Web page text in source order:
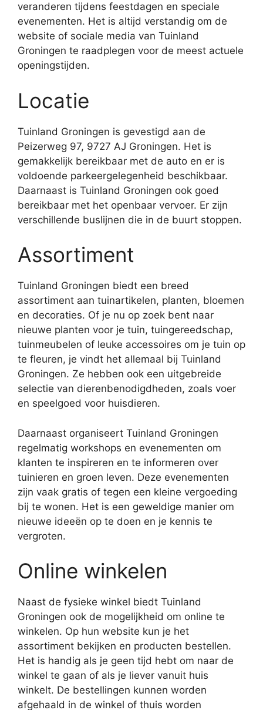
veranderen tijdens feestdagen en speciale
evenementen. Het is altijd verstandig om de
website of sociale media van Tuinland
Groningen te raadplegen voor de meest actuele
openingstijden.
Locatie
Tuinland Groningen is gevestigd aan de
Peizerweg 97, 9727 AJ Groningen. Het is
gemakkelijk bereikbaar met de auto en er is
voldoende parkeergelegenheid beschikbaar.
Daarnaast is Tuinland Groningen ook goed
bereikbaar met het openbaar vervoer. Er zijn
verschillende buslijnen die in de buurt stoppen.
Assortiment
Tuinland Groningen biedt een breed
assortiment aan tuinartikelen, planten, bloemen
en decoraties. Of je nu op zoek bent naar
nieuwe planten voor je tuin, tuingereedschap,
tuinmeubelen of leuke accessoires om je tuin op
te fleuren, je vindt het allemaal bij Tuinland
Groningen. Ze hebben ook een uitgebreide
selectie van dierenbenodigdheden, zoals voer
en speelgoed voor huisdieren.
Daarnaast organiseert Tuinland Groningen
regelmatig workshops en evenementen om
klanten te inspireren en te informeren over
tuinieren en groen leven. Deze evenementen
zijn vaak gratis of tegen een kleine vergoeding
bij te wonen. Het is een geweldige manier om
nieuwe ideeën op te doen en je kennis te
vergroten.
Online winkelen
Naast de fysieke winkel biedt Tuinland
Groningen ook de mogelijkheid om online te
winkelen. Op hun website kun je het
assortiment bekijken en producten bestellen.
Het is handig als je geen tijd hebt om naar de
winkel te gaan of als je liever vanuit huis
winkelt. De bestellingen kunnen worden
afgehaald in de winkel of thuis worden